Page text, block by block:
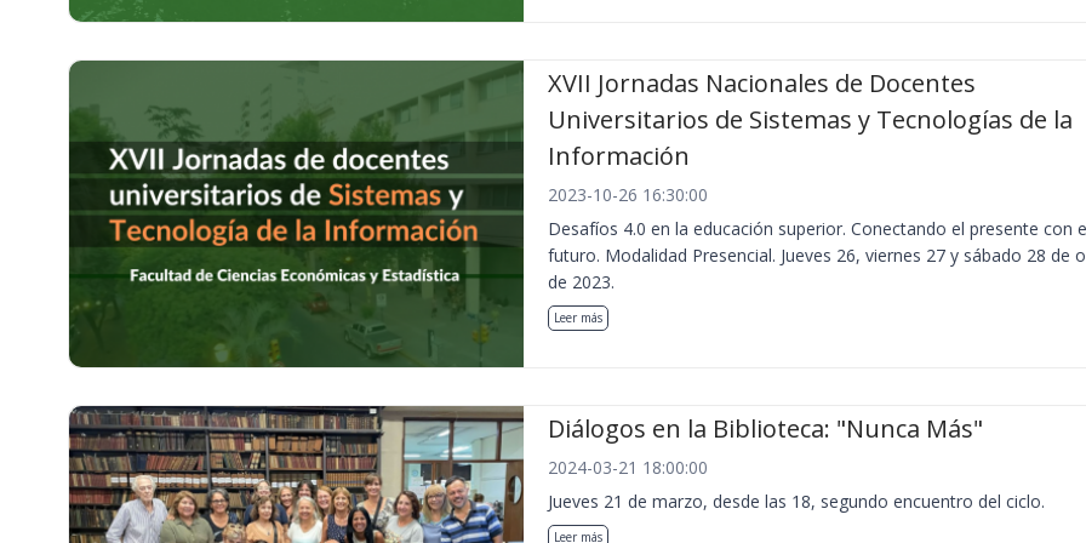
XVII Jornadas Nacionales de Docentes
Universitarios de Sistemas y Tecnologías de la
Información
2023-10-26 16:30:00
Desafíos 4.0 en la educación superior. Conectando el presente con
futuro. Modalidad Presencial. Jueves 26, viernes 27 y sábado 28 de
de 2023.
Leer más
Diálogos en la Biblioteca: "Nunca Más"
2024-03-21 18:00:00
Jueves 21 de marzo, desde las 18, segundo encuentro del ciclo.
Leer más